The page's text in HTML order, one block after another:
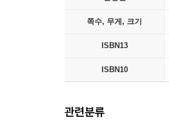
쪽수, 무게, 크기
ISBN13
ISBN10
관련분류